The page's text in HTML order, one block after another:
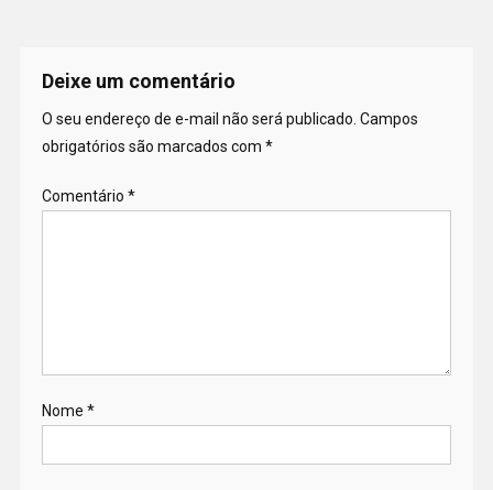
Deixe um comentário
O seu endereço de e-mail não será publicado. Campos
obrigatórios são marcados com *
Comentário *
Nome *